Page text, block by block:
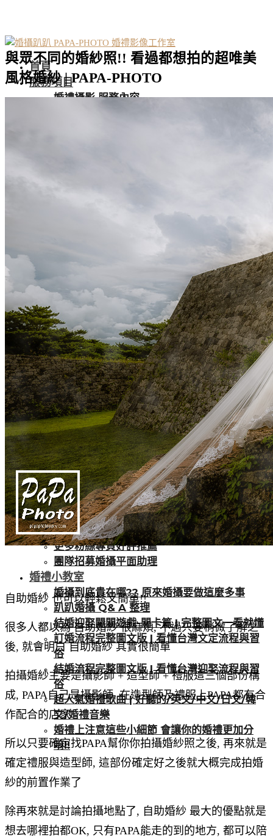
首頁
服務項目
婚禮攝影 服務內容
Wedding Day
Okinawa
東京婚紗專案
京都婚紗專案
Kyoto
攝影作品
婚禮攝影 Wedding Day
自助婚紗 Pre-Wedding
孕婦寫真 Maternity
Facebook 粉絲專頁
PAPA Instagram
團隊攝影師
攝影師趴趴作品
攝影師奕鋒作品
攝影師智煒作品
婚攝檔期詢問
好檔期不等人 快來預約吧
LINE 線上詢問
填寫婚攝詢問單
新人好評推薦
更多粉絲專頁好評推薦
團隊招募婚攝平面助理
婚禮小教室
婚攝到底貴在哪?? 原來婚攝要做這麼多事
趴趴婚攝 Q& A 整理
結婚迎娶闖關遊戲-關卡篇 | 完整圖文一看就懂
訂婚流程完整圖文版 | 看懂台灣文定流程與習
俗
結婚流程完整圖文版 | 看懂台灣迎娶流程與習
俗
超人氣婚禮歌曲 | 好聽的/英文/中文/日文/韓
文/婚禮音樂
婚禮上注意這些小細節 會讓你的婚禮更加分
唷!!
與眾不同的婚紗照!! 看過都想拍的超唯美
風格婚紗 | PAPA-PHOTO
自助婚紗 也可以輕鬆又簡單!!
很多人都以為 自助婚紗 很麻煩, 不過只要稍微了解之
後, 就會明白 自助婚紗 其實很簡單
拍攝婚紗主要是攝影師 + 造型師 + 禮服這三個部份構
成, PAPA自己是攝影師, 在造型師及禮服上PAPA都有合
作配合的店家
所以只要確定找PAPA幫你你拍攝婚紗照之後, 再來就是
確定禮服與造型師, 這部份確定好之後就大概完成拍婚
紗的前置作業了
除再來就是討論拍攝地點了, 自助婚紗 最大的優點就是
想去哪裡拍都OK, 只有PAPA能走的到的地方, 都可以陪